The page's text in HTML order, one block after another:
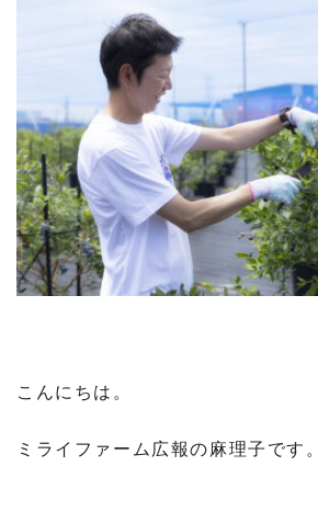
こんにちは。
ミライファーム広報の麻理子です。